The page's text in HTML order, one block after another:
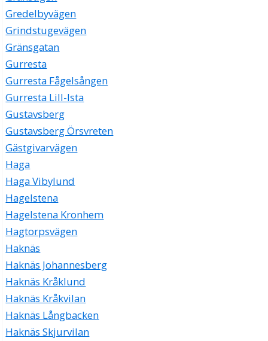
Gredelbyvägen
Grindstugevägen
Gränsgatan
Gurresta
Gurresta Fågelsången
Gurresta Lill-Ista
Gustavsberg
Gustavsberg Örsvreten
Gästgivarvägen
Haga
Haga Vibylund
Hagelstena
Hagelstena Kronhem
Hagtorpsvägen
Haknäs
Haknäs Johannesberg
Haknäs Kråklund
Haknäs Kråkvilan
Haknäs Långbacken
Haknäs Skjurvilan